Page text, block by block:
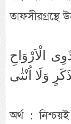
তাফসীরগ্রন্থে
الْاَرْوَاحِ
وَلَا اُنْثٰى
অর্থ :